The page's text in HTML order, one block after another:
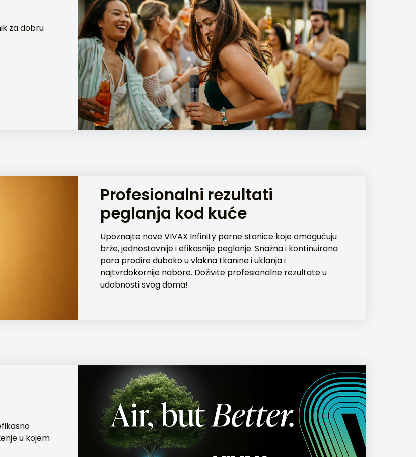
za dobru
Profesionalni rezultati
peglanja kod kuće
Upoznajte nove VIVAX Infinity parne stanice koje omogućuju
brže, jednostavnije i efikasnije peglanje. Snažna i kontinuirana
para prodire duboko u vlakna tkanine i uklanja i
najtvrdokornije nabore. Doživite profesionalne rezultate u
udobnosti svog doma!
u kojem